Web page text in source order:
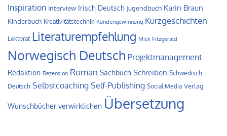
Inspiration Interview Irisch Deutsch Jugendbuch Karin Braun
Kinderbuch Kreativitätstechnik Kundengewinnung Kurzgeschichten
Lektorat Literaturempfehlung Mick Fitzgerald
Norwegisch Deutsch Projektmanagement
Redaktion Rezension Roman Sachbuch Schreiben Schwedisch
Deutsch Selbstcoaching Self-Publishing Social Media Verlag
Wunschbücher verwirklichen Übersetzung